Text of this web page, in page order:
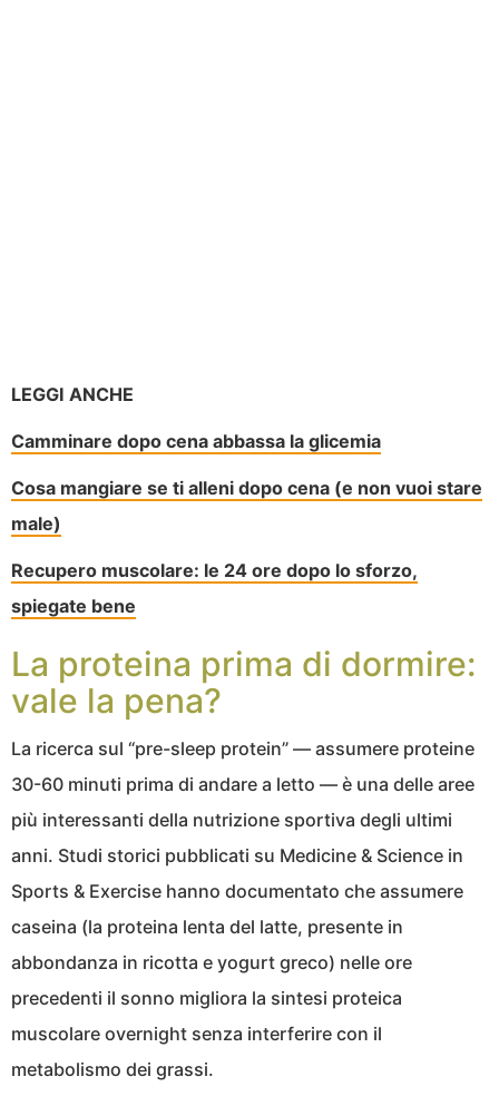
LEGGI ANCHE
Camminare dopo cena abbassa la glicemia
Cosa mangiare se ti alleni dopo cena (e non vuoi stare
male)
Recupero muscolare: le 24 ore dopo lo sforzo,
spiegate bene
La proteina prima di dormire:
vale la pena?
La ricerca sul “pre-sleep protein” — assumere proteine
30-60 minuti prima di andare a letto — è una delle aree
più interessanti della nutrizione sportiva degli ultimi
anni. Studi storici pubblicati su Medicine & Science in
Sports & Exercise hanno documentato che assumere
caseina (la proteina lenta del latte, presente in
abbondanza in ricotta e yogurt greco) nelle ore
precedenti il sonno migliora la sintesi proteica
muscolare overnight senza interferire con il
metabolismo dei grassi.